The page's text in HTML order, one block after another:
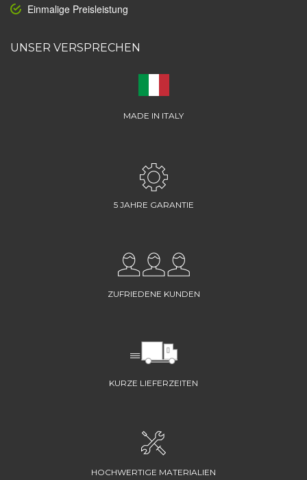
Einmalige Preisleistung
UNSER VERSPRECHEN
MADE IN ITALY
5 JAHRE GARANTIE
ZUFRIEDENE KUNDEN
KURZE LIEFERZEITEN
HOCHWERTIGE MATERIALIEN